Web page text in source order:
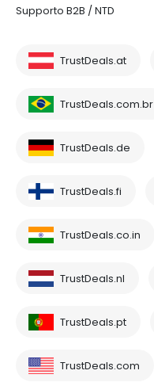
Supporto B2B / NTD
TrustDeals.at
TrustDeals.com.br
TrustDeals.de
TrustDeals.fi
TrustDeals.co.in
TrustDeals.nl
TrustDeals.pt
TrustDeals.com